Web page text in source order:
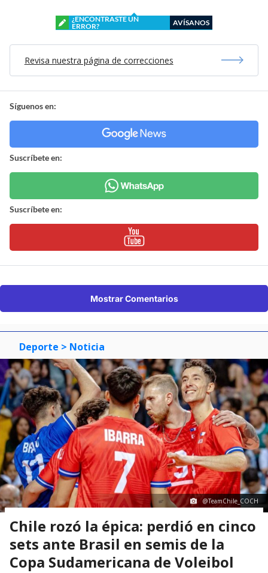
¿ENCONTRASTE UN
ERROR?
AVÍSANOS
Revisa nuestra página de correcciones
Síguenos en:
Suscríbete en:
Suscríbete en:
Mostrar Comentarios
Deporte > Noticia
@TeamChile_COCH
Chile rozó la épica: perdió en cinco
sets ante Brasil en semis de la
Copa Sudamericana de Voleibol